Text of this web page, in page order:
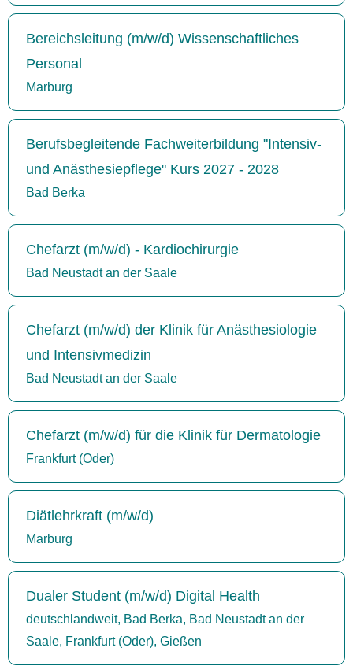
Bereichsleitung (m/w/d) Wissenschaftliches
Personal
Marburg
Berufsbegleitende Fachweiterbildung "Intensiv-
und Anästhesiepflege" Kurs 2027 - 2028
Bad Berka
Chefarzt (m/w/d) - Kardiochirurgie
Bad Neustadt an der Saale
Chefarzt (m/w/d) der Klinik für Anästhesiologie
und Intensivmedizin
Bad Neustadt an der Saale
Chefarzt (m/w/d) für die Klinik für Dermatologie
Frankfurt (Oder)
Diätlehrkraft (m/w/d)
Marburg
Dualer Student (m/w/d) Digital Health
deutschlandweit, Bad Berka, Bad Neustadt an der
Saale, Frankfurt (Oder), Gießen